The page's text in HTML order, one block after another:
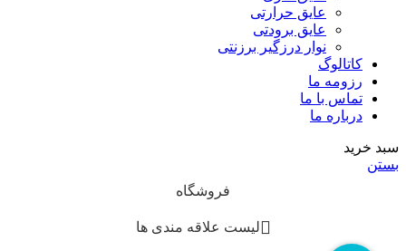
عایق حرارتی
عایق برودتی
نوار درزگیر برزنتی
کاتالوگ
رزومه ما
تماس با ما
درباره ما
سبد خرید
بستن
فروشگاه
لیست علاقه مندی ها